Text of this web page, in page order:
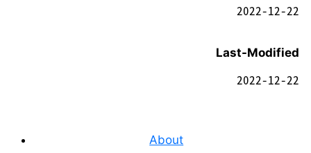
2022-12-22
Last-Modified
2022-12-22
About